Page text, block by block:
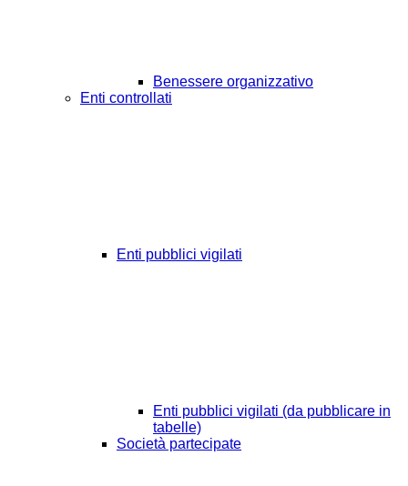
Benessere organizzativo
Enti controllati
Enti pubblici vigilati
Enti pubblici vigilati (da pubblicare in
tabelle)
Società partecipate